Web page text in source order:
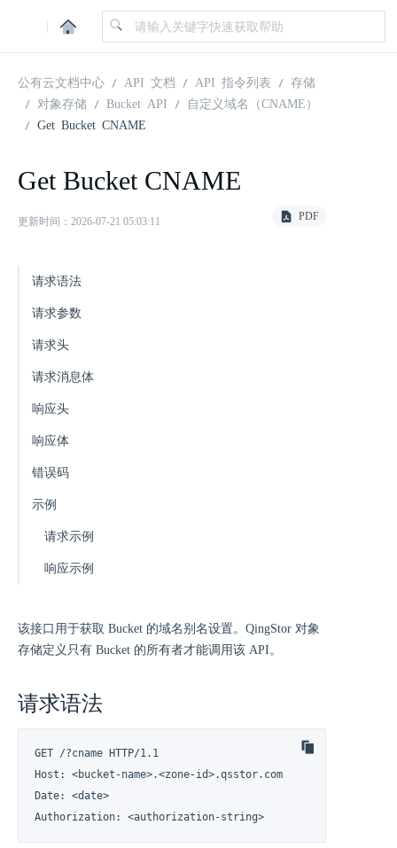
|
公有云文档中心 API 文档 API 指令列表
存储
对象存储
Bucket API
自定义域名（CNAME）
Get Bucket CNAME
Get Bucket CNAME
更新时间：2026-07-21 05:03:11 PDF
请求语法
请求参数
请求头
请求消息体
响应头
响应体
错误码
示例
请求示例
响应示例
该接口用于获取 Bucket 的域名别名设置。QingStor 对象
存储定义只有 Bucket 的所有者才能调用该 API。
请求语法
GET /?cname HTTP/1.1
Host: <bucket-name>.<zone-id>.qsstor.com
Date: <date>
Authorization: <authorization-string>